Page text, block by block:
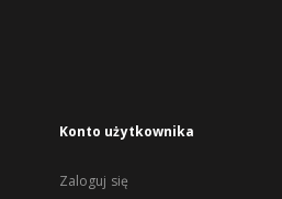
Konto użytkownika
Zaloguj się